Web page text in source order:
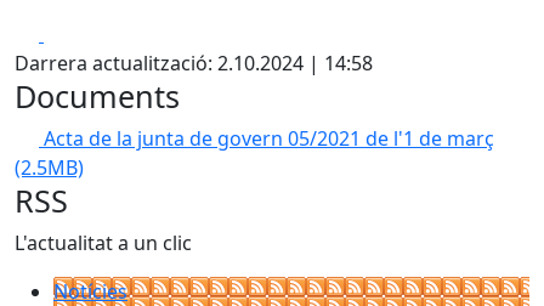
Darrera actualització: 2.10.2024 | 14:58
Documents
Acta de la junta de govern 05/2021 de l'1 de març
(2.5MB)
RSS
L'actualitat a un clic
Notícies